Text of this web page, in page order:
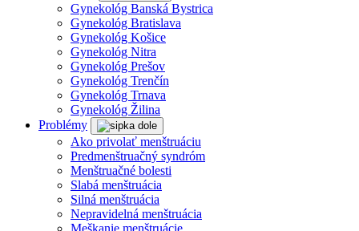
Gynekológ Banská Bystrica
Gynekológ Bratislava
Gynekológ Košice
Gynekológ Nitra
Gynekológ Prešov
Gynekológ Trenčín
Gynekológ Trnava
Gynekológ Žilina
Problémy
Ako privolať menštruáciu
Predmenštruačný syndróm
Menštruačné bolesti
Slabá menštruácia
Silná menštruácia
Nepravidelná menštruácia
Meškanie menštruácie